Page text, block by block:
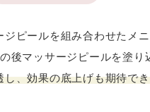
ジピールを組み合わせたメ
後マッサージピールを塗り
、効果の底上げも期待で